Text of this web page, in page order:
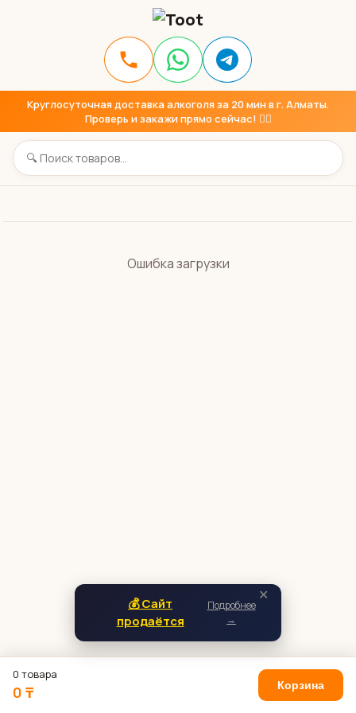
Круглосуточная доставка алкоголя за 20 мин в г. Алматы.
Проверь и закажи прямо сейчас! 👇🏼
Ошибка загрузки
✕
💰 Сайт
продаётся
Подробнее
→
0 товара
0 ₸ Корзина